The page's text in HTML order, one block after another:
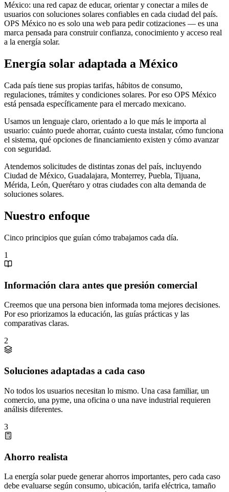
México: una red capaz de educar, orientar y conectar a miles de
usuarios con soluciones solares confiables en cada ciudad del país.
OPS México no es solo una web para pedir cotizaciones — es una
marca pensada para construir confianza, conocimiento y acceso real
a la energía solar.
Energía solar adaptada a México
Cada país tiene sus propias tarifas, hábitos de consumo,
regulaciones, trámites y condiciones solares. Por eso OPS México
está pensada específicamente para el mercado mexicano.
Usamos un lenguaje claro, orientado a lo que más le importa al
usuario: cuánto puede ahorrar, cuánto cuesta instalar, cómo funciona
el sistema, qué opciones de financiamiento existen y cómo avanzar
con seguridad.
Atendemos solicitudes de distintas zonas del país, incluyendo
Ciudad de México, Guadalajara, Monterrey, Puebla, Tijuana,
Mérida, León, Querétaro y otras ciudades con alta demanda de
soluciones solares.
Nuestro enfoque
Cinco principios que guían cómo trabajamos cada día.
1
Información clara antes que presión comercial
Creemos que una persona bien informada toma mejores decisiones.
Por eso priorizamos la educación, las guías prácticas y las
comparativas claras.
2
Soluciones adaptadas a cada caso
No todos los usuarios necesitan lo mismo. Una casa familiar, un
comercio, una pyme, una oficina o una nave industrial requieren
análisis diferentes.
3
Ahorro realista
La energía solar puede generar ahorros importantes, pero cada caso
debe evaluarse según consumo, ubicación, tarifa eléctrica, tamaño